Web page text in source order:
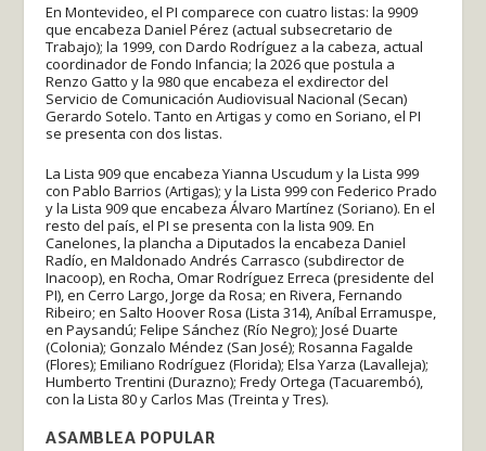
En Montevideo, el PI comparece con cuatro listas: la 9909
que encabeza Daniel Pérez (actual subsecretario de
Trabajo); la 1999, con Dardo Rodríguez a la cabeza, actual
coordinador de Fondo Infancia; la 2026 que postula a
Renzo Gatto y la 980 que encabeza el exdirector del
Servicio de Comunicación Audiovisual Nacional (Secan)
Gerardo Sotelo. Tanto en Artigas y como en Soriano, el PI
se presenta con dos listas.
La Lista 909 que encabeza Yianna Uscudum y la Lista 999
con Pablo Barrios (Artigas); y la Lista 999 con Federico Prado
y la Lista 909 que encabeza Álvaro Martínez (Soriano). En el
resto del país, el PI se presenta con la lista 909. En
Canelones, la plancha a Diputados la encabeza Daniel
Radío, en Maldonado Andrés Carrasco (subdirector de
Inacoop), en Rocha, Omar Rodríguez Erreca (presidente del
PI), en Cerro Largo, Jorge da Rosa; en Rivera, Fernando
Ribeiro; en Salto Hoover Rosa (Lista 314), Aníbal Erramuspe,
en Paysandú; Felipe Sánchez (Río Negro); José Duarte
(Colonia); Gonzalo Méndez (San José); Rosanna Fagalde
(Flores); Emiliano Rodríguez (Florida); Elsa Yarza (Lavalleja);
Humberto Trentini (Durazno); Fredy Ortega (Tacuarembó),
con la Lista 80 y Carlos Mas (Treinta y Tres).
ASAMBLEA POPULAR